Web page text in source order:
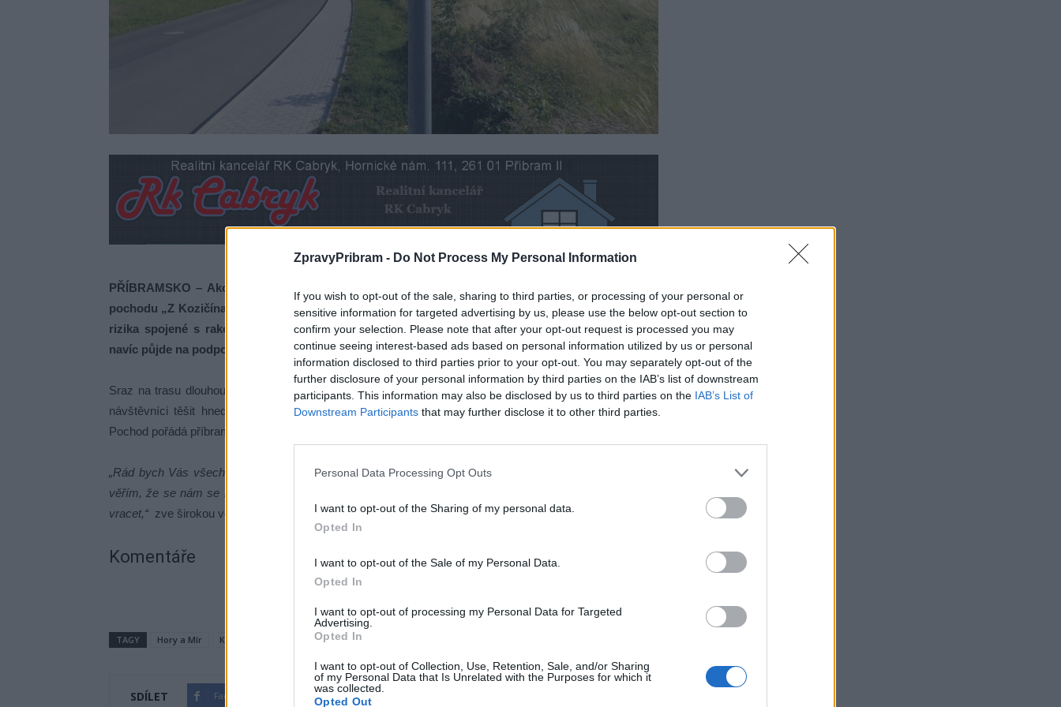
ZpravyPribram - Do Not Process My Personal Information
If you wish to opt-out of the sale, sharing to third parties, or processing of your personal or
sensitive information for targeted advertising by us, please use the below opt-out section to
confirm your selection. Please note that after your opt-out request is processed you may
continue seeing interest-based ads based on personal information utilized by us or personal
information disclosed to third parties prior to your opt-out. You may separately opt-out of the
further disclosure of your personal information by third parties on the IAB’s list of downstream
participants. This information may also be disclosed by us to third parties on the IAB’s List of
Downstream Participants that may further disclose it to other third parties.
Personal Data Processing Opt Outs
I want to opt-out of the Sharing of my personal data.
Opted In
I want to opt-out of the Sale of my Personal Data.
Opted In
I want to opt-out of processing my Personal Data for Targeted
Advertising.
Opted In
I want to opt-out of Collection, Use, Retention, Sale, and/or Sharing
of my Personal Data that Is Unrelated with the Purposes for which it
was collected.
Opted Out
PŘÍBRAMSKO – Akce s neobvyklým názvem, za to však s bohulibým účelem, to je první ročník
pochodu „Z Kozičína do Pičína“, který se uskuteční v sobotu 7. května. Cílem akce je upozornit na
rizika spojené s rakovinou a podpořit prevenci tohoto onemocnění. Veškerý výtěžek z pochodu
navíc půjde na podporu organizace Aliance žen s rakovinou prsu.
Sraz na trasu dlouhou zhruba 20 kilometrů je v 9 hodin v Kozičíně u lesního hřiště. Po cestě se mohou
návštěvníci těšit hned na několik zastávek a občerstvení v podobě restauračních zařízení a hospod.
Pochod pořádá příbramský spolek Hory a Mír.
„Rád bych Vás všechny srdečně pozval na tento dobročinný pochod. Bude se jednat o první ročník, ale
věřím, že se nám se nám podaří z této akce udělat tradiční záležitost, ke které se budou lidé pravidelně
vracet,“ zve širokou veřejnost člen spolku a organizačního týmu Tony Schejbal.
Komentáře
TAGY Hory a Mír Kozičín pochod prevence
SDÍLET Facebook Twitter